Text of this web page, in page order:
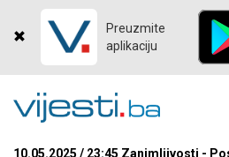
Preuzmite
aplikaciju
10.05.2025 / 23:45 Zanimljivosti -